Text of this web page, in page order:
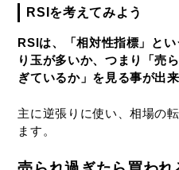
RSIを考えてみよう
RSIは、「相対性指標」と
り玉が多いか、つまり「売
ぎているか」を見る事が出
主に逆張りに使い、相場の
ます。